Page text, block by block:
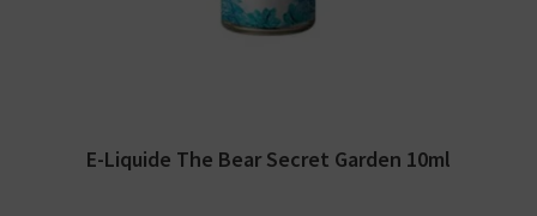
E-Liquide The Bear Secret Garden 10ml